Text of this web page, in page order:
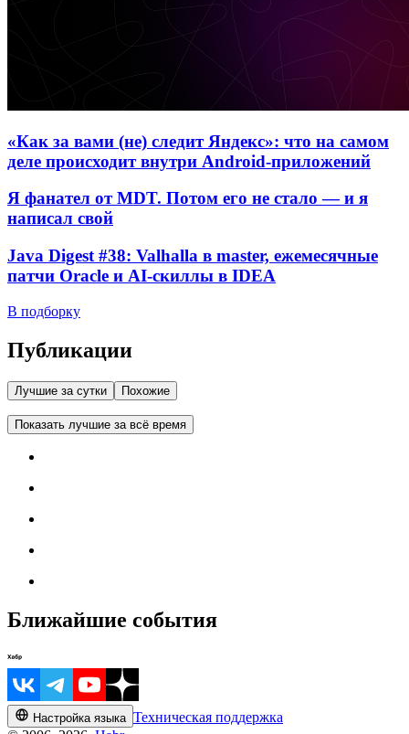
«Как за вами (не) следит Яндекс»: что на самом
деле происходит внутри Android-приложений
Я фанател от MDT. Потом его не стало — и я
написал свой
Java Digest #38: Valhalla в master, ежемесячные
патчи Oracle и AI-скиллы в IDEA
В подборку
Публикации
Лучшие за сутки Похожие
Показать лучшие за всё время
Ближайшие события
Настройка языка Техническая поддержка